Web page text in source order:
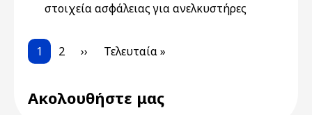
στοιχεία ασφάλειας για ανελκυστήρες
Pagination
Current page
1 Page
2 Next page
›› Last page
Τελευταία »
Ακολουθήστε μας